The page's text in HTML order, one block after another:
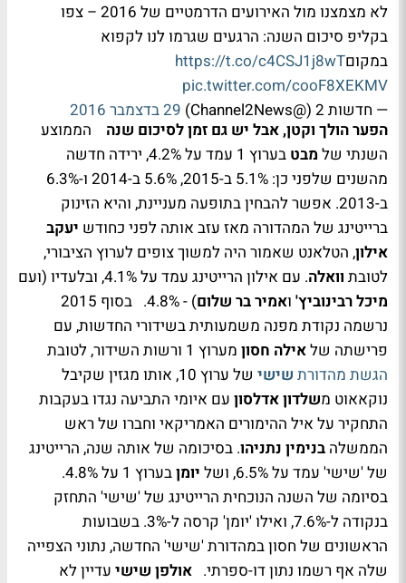
לא מצמצנו מול האירועים הדרמטיים של 2016 – צפו
בקליפ סיכום השנה: הרגעים שגרמו לנו לקפוא
במקוםhttps://t.co/c4CSJ1j8wT
pic.twitter.com/cooF8XEKMV
— חדשות 2 (@Channel2News)
29 בדצמבר 2016
הפער הולך וקטן, אבל יש גם זמן לסיכום שנה הממוצע
השנתי של מבט
בערוץ 1 עמד על 4.2%, ירידה חדשה
מהשנים שלפני כן: 5.1% ב-2015, 5.6% ב-2014 ו-6.3%
ב-2013. אפשר להבחין בתופעה מעניינת, והיא הזינוק
ברייטינג של המהדורה מאז עזב אותה לפני כחודש יעקב
אילון, הטלאנט שאמור היה למשוך צופים לערוץ הציבורי,
לטובת וואלה. עם אילון הרייטינג עמד על 4.1%, ובלעדיו (ועם
מיכל רבינוביץ' ואמיר בר שלום) - 4.8%.
בסוף 2015
נרשמה נקודת מפנה משמעותית בשידורי החדשות, עם
פרישתה שלאילה חסון מערוץ 1 ורשות השידור, לטובת
הגשת מהדורת שישי
של ערוץ 10, אותו מגזין שקיבל
נוקאאוט משלדון אדלסון עם איומי התביעה נגדו בעקבות
התחקיר על איל ההימורים האמריקאי וחברו של ראש
הממשלה בנימין נתניהו. בסיכומה של אותה שנה, הרייטינג
של 'שישי' עמד על 6.5%, ושל
יומן
בערוץ 1 על 4.8%.
בסיומה של השנה הנוכחית הרייטינג של 'שישי' התחזק
בנקודה ל-7.6%, ואילו 'יומן' קרסה ל-3%. בשבועות
הראשונים של חסון במהדורת 'שישי' החדשה, נתוני הצפייה
שלה אף רשמו נתון דו-ספרתי. אולפן שישי עדיין לא